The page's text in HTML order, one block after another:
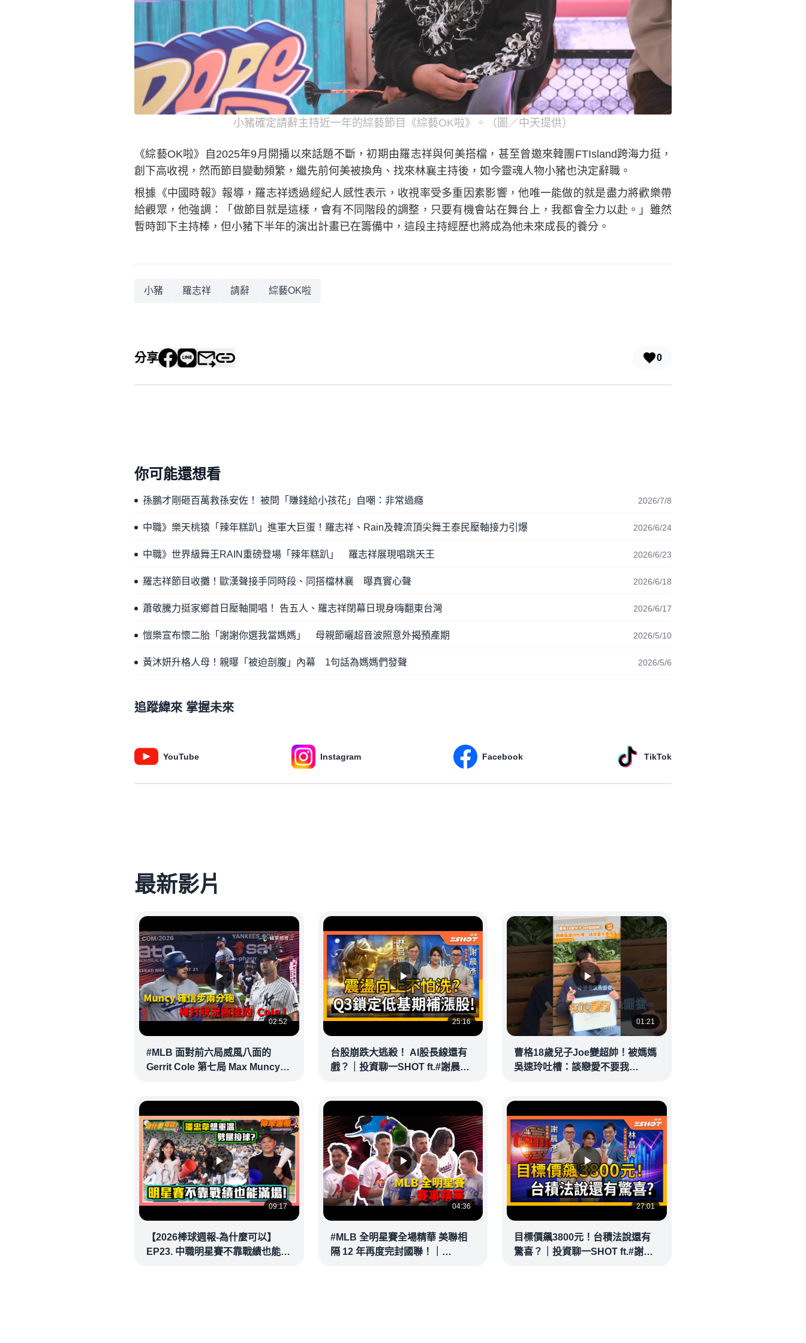
小豬確定請辭主持近一年的綜藝節目《綜藝OK啦》。（圖／中天提供）
《綜藝OK啦》自2025年9月開播以來話題不斷，初期由羅志祥與何美搭檔，甚至曾邀來韓團FTIsland跨海力挺，
創下高收視，然而節目變動頻繁，繼先前何美被換角、找來林襄主持後，如今靈魂人物小豬也決定辭職。
根據《中國時報》報導，羅志祥透過經紀人感性表示，收視率受多重因素影響，他唯一能做的就是盡力將歡樂帶
給觀眾，他強調：「做節目就是這樣，會有不同階段的調整，只要有機會站在舞台上，我都會全力以赴。」雖然
暫時卸下主持棒，但小豬下半年的演出計畫已在籌備中，這段主持經歷也將成為他未來成長的養分。
小豬 羅志祥 請辭 綜藝OK啦
分享 0
你可能還想看
孫鵬才剛砸百萬救孫安佐！ 被問「賺錢給小孩花」自嘲：非常過癮 2026/7/8
中職》樂天桃猿「辣年糕趴」進軍大巨蛋！羅志祥、Rain及韓流頂尖舞王泰民壓軸接力引爆 2026/6/24
中職》世界級舞王RAIN重磅登場「辣年糕趴」 羅志祥展現唱跳天王 2026/6/23
羅志祥節目收攤！歐漢聲接手同時段、同搭檔林襄 曝真實心聲 2026/6/18
蕭敬騰力挺家鄉首日壓軸開唱！ 告五人、羅志祥閉幕日現身嗨翻東台灣 2026/6/17
愷樂宣布懷二胎「謝謝你選我當媽媽」 母親節曬超音波照意外揭預產期 2026/5/10
黃沐妍升格人母！親曝「被迫剖腹」內幕 1句話為媽媽們發聲 2026/5/6
追蹤緯來 掌握未來
YouTube Instagram Facebook TikTok
最新影片
02:52
#MLB 面對前六局威風八面的
Gerrit Cole 第七局 Max Muncy
25:16
台股崩跌大逃殺！ AI股長線還有
戲？｜投資聊一SHOT ft.#謝晨彥
01:21
曹格18歲兒子Joe變超帥！被媽媽
吳速玲吐槽：談戀愛不要我
09:17
【2026棒球週報-為什麼可以】
EP23. 中職明星賽不靠戰績也能滿
04:36
#MLB 全明星賽全場精華 美聯相
隔 12 年再度完封國聯！｜
27:01
目標價飆3800元！台積法說還有
驚喜？｜投資聊一SHOT ft.#謝晨